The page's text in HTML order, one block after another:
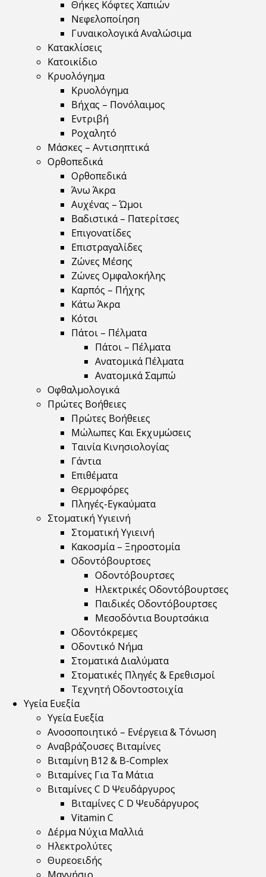
Θήκες Κόφτες Χαπιών
Νεφελοποίηση
Γυναικολογικά Αναλώσιμα
Κατακλίσεις
Κατοικίδιο
Κρυολόγημα
Κρυολόγημα
Βήχας – Πονόλαιμος
Εντριβή
Ροχαλητό
Μάσκες – Αντισηπτικά
Ορθοπεδικά
Ορθοπεδικά
Άνω Άκρα
Αυχένας – Ώμοι
Βαδιστικά – Πατερίτσες
Επιγονατίδες
Επιστραγαλίδες
Ζώνες Μέσης
Ζώνες Ομφαλοκήλης
Καρπός – Πήχης
Κάτω Άκρα
Κότσι
Πάτοι – Πέλματα
Πάτοι – Πέλματα
Ανατομικά Πέλματα
Ανατομικά Σαμπώ
Οφθαλμολογικά
Πρώτες Βοήθειες
Πρώτες Βοήθειες
Μώλωπες Και Εκχυμώσεις
Ταινία Κινησιολογίας
Γάντια
Επιθέματα
Θερμοφόρες
Πληγές-Εγκαύματα
Στοματική Υγιεινή
Στοματική Υγιεινή
Κακοσμία – Ξηροστομία
Οδοντόβουρτσες
Οδοντόβουρτσες
Ηλεκτρικές Οδοντόβουρτσες
Παιδικές Οδοντόβουρτσες
Μεσοδόντια Βουρτσάκια
Οδοντόκρεμες
Οδοντικό Νήμα
Στοματικά Διαλύματα
Στοματικές Πληγές & Ερεθισμοί
Τεχνητή Οδοντοστοιχία
Υγεία Ευεξία
Υγεία Ευεξία
Ανοσοποιητικό – Ενέργεια & Τόνωση
Αναβράζουσες Βιταμίνες
Βιταμίνη B12 & Β-Complex
Βιταμίνες Για Τα Μάτια
Βιταμίνες C D Ψευδάργυρος
Βιταμίνες C D Ψευδάργυρος
Vitamin C
Δέρμα Νύχια Μαλλιά
Ηλεκτρολύτες
Θυρεοειδής